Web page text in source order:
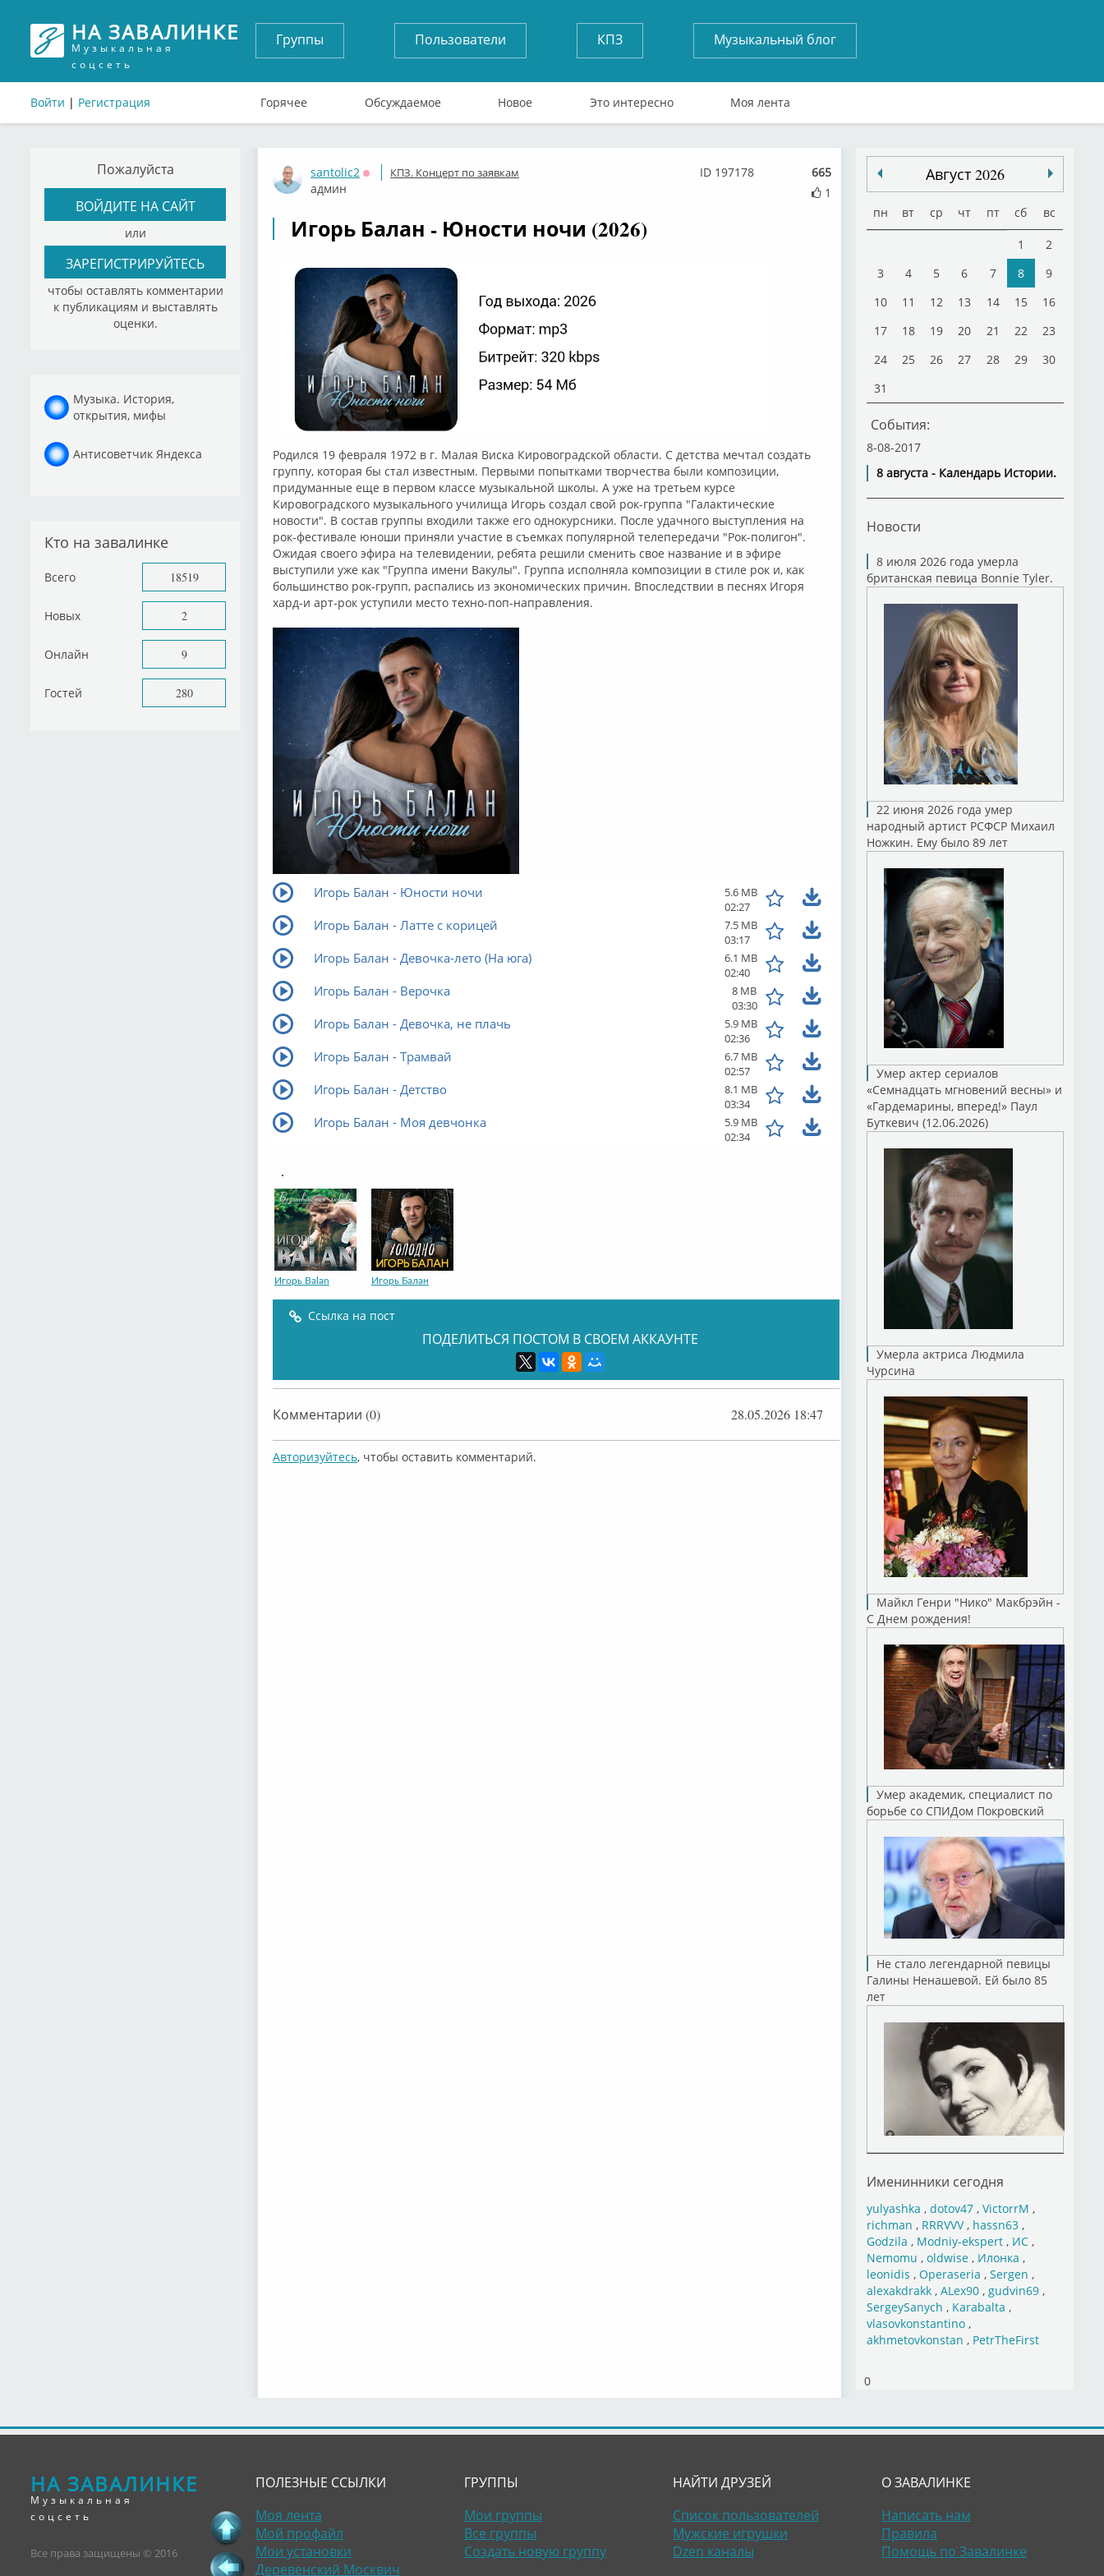
НА ЗАВАЛИНКЕ
Музыкальная
соцсеть
Войти | Регистрация
Группы Пользователи КПЗ Музыкальный блог
Горячее Обсуждаемое Новое Это интересно Моя лента
Пожалуйста
ВОЙДИТЕ НА САЙТ
или
ЗАРЕГИСТРИРУЙТЕСЬ
чтобы оставлять комментарии
к публикациям и выставлять
оценки.
Музыка. История,
открытия, мифы
Антисоветчик Яндекса
Кто на завалинке
Всего 18519
Новых 2
Онлайн 9
Гостей 280
santolic2
Оффлайн
админ
КПЗ. Концерт по заявкам
665
1
ID 197178
Игорь Балан - Юности ночи (2026)
Родился 19 февраля 1972 в г. Малая Виска Кировоградской области. С детства мечтал создать
группу, которая бы стал известным. Первыми попытками творчества были композиции,
придуманные еще в первом классе музыкальной школы. А уже на третьем курсе
Кировоградского музыкального училища Игорь создал свой рок-группа "Галактические
новости". В состав группы входили также его однокурсники. После удачного выступления на
рок-фестивале юноши приняли участие в съемках популярной телепередачи "Рок-полигон".
Ожидая своего эфира на телевидении, ребята решили сменить свое название и в эфире
выступили уже как "Группа имени Вакулы". Группа исполняла композиции в стиле рок и, как
большинство рок-групп, распались из экономических причин. Впоследствии в песнях Игоря
хард-и арт-рок уступили место техно-поп-направления.
Игорь Балан - Юности ночи
5.6 MB
02:27
Игорь Балан - Латте с корицей
7.5 MB
03:17
Игорь Балан - Девочка-лето (На юга)
6.1 MB
02:40
Игорь Балан - Верочка
8 MB
03:30
Игорь Балан - Девочка, не плачь
5.9 MB
02:36
Игорь Балан - Трамвай
6.7 MB
02:57
Игорь Балан - Детство
8.1 MB
03:34
Игорь Балан - Моя девчонка
5.9 MB
02:34
.
Игорь Balan Игорь Балан
Ссылка на пост
ПОДЕЛИТЬСЯ ПОСТОМ В СВОЕМ АККАУНТЕ
Комментарии (0) 28.05.2026 18:47
Авторизуйтесь, чтобы оставить комментарий.
Август 2026
пн вт ср чт пт сб вс
1
2
3
4 5 6 7 8
9
10
11 12 13 14 15
16
17
18 19 20 21 22
23
24
25 26 27 28 29
30
31
События:
8-08-2017
8 августа - Календарь Истории.
Новости
8 июля 2026 года умерла
британская певица Bonnie Tyler.
22 июня 2026 года умер
народный артист РСФСР Михаил
Ножкин. Ему было 89 лет
Умер актер сериалов
«Семнадцать мгновений весны» и
«Гардемарины, вперед!» Паул
Буткевич (12.06.2026)
Умерла актриса Людмила
Чурсина
Майкл Генри "Нико" Макбрэйн -
С Днем рождения!
Умер академик, специалист по
борьбе со СПИДом Покровский
Не стало легендарной певицы
Галины Ненашевой. Ей было 85
лет
Именинники сегодня
yulyashka , dotov47, VictorrM ,
richman , RRRVVV, hassn63,
Godzila , Modniy-ekspert, ИС,
Nemomu , oldwise, Илонка ,
leonidis , Operaseria , Sergen ,
alexakdrakk, ALex90, gudvin69,
SergeySanych , Karabalta ,
vlasovkonstantino,
akhmetovkonstan , PetrTheFirst
0
НА ЗАВАЛИНКЕ
Музыкальная
соцсеть
Все права защищены © 2016
ПОЛЕЗНЫЕ ССЫЛКИ
Моя лента
Мой профайл
Мои установки
Деревенский Москвич
ГРУППЫ
Мои группы
Все группы
Создать новую группу
НАЙТИ ДРУЗЕЙ
Список пользователей
Мужские игрушки
Dzen каналы
О ЗАВАЛИНКЕ
Написать нам
Правила
Помощь по Завалинке